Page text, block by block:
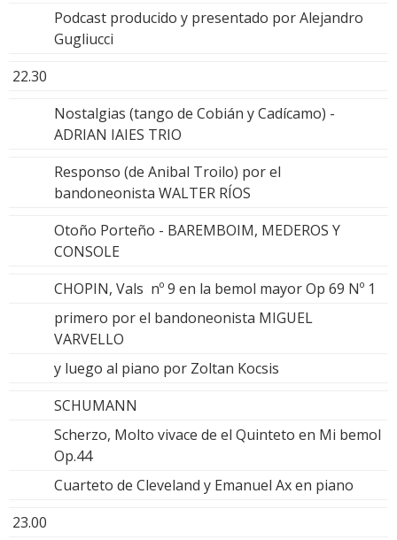
Podcast producido y presentado por Alejandro
Gugliucci
22.30
Nostalgias (tango de Cobián y Cadícamo) -
ADRIAN IAIES TRIO
Responso (de Anibal Troilo) por el
bandoneonista WALTER RÍOS
Otoño Porteño - BAREMBOIM, MEDEROS Y
CONSOLE
CHOPIN, Vals nº 9 en la bemol mayor Op 69 Nº 1
primero por el bandoneonista MIGUEL
VARVELLO
y luego al piano por Zoltan Kocsis
SCHUMANN
Scherzo, Molto vivace de el Quinteto en Mi bemol
Op.44
Cuarteto de Cleveland y Emanuel Ax en piano
23.00